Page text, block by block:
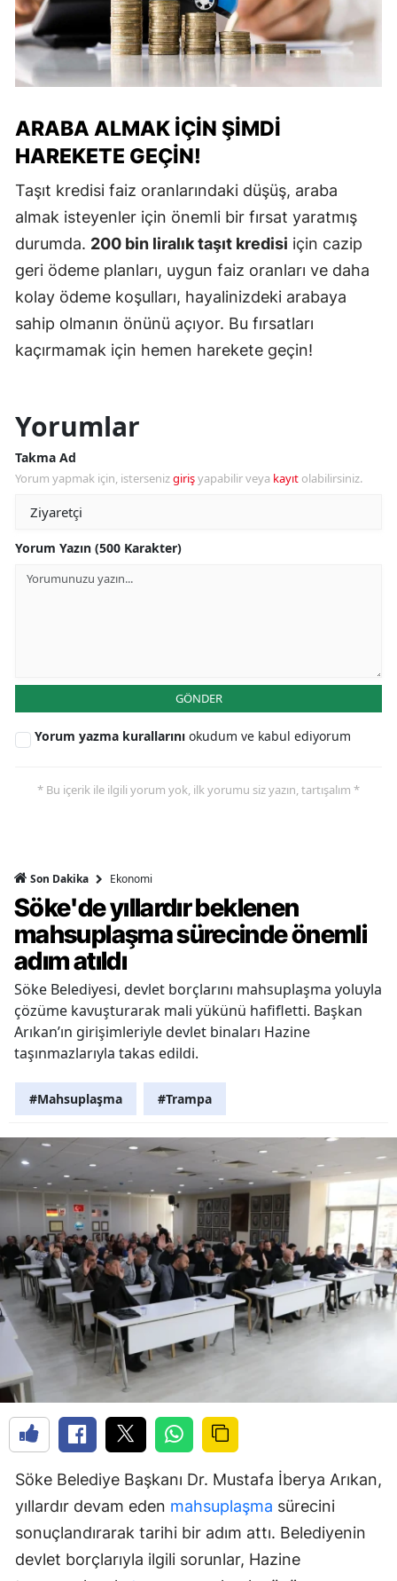
ARABA ALMAK İÇIN ŞIMDI
HAREKETE GEÇIN!
Taşıt kredisi faiz oranlarındaki düşüş, araba
almak isteyenler için önemli bir fırsat yaratmış
durumda. 200 bin liralık taşıt kredisi için cazip
geri ödeme planları, uygun faiz oranları ve daha
kolay ödeme koşulları, hayalinizdeki arabaya
sahip olmanın önünü açıyor. Bu fırsatları
kaçırmamak için hemen harekete geçin!
Yorumlar
Takma Ad
Yorum yapmak için, istersenizgirişyapabilir veya kayıt olabilirsiniz.
Yorum Yazın (500 Karakter)
GÖNDER
Yorum yazma kurallarını okudum ve kabul ediyorum
* Bu içerik ile ilgili yorum yok, ilk yorumu siz yazın, tartışalım *
Son Dakika Ekonomi
Söke'de yıllardır beklenen
mahsuplaşma sürecinde önemli
adım atıldı
Söke Belediyesi, devlet borçlarını mahsuplaşma yoluyla
çözüme kavuşturarak mali yükünü hafifletti. Başkan
Arıkan’ın girişimleriyle devlet binaları Hazine
taşınmazlarıyla takas edildi.
#Mahsuplaşma #Trampa
Söke Belediye Başkanı Dr. Mustafa İberya Arıkan,
yıllardır devam eden mahsuplaşma sürecini
sonuçlandırarak tarihi bir adım attı. Belediyenin
devlet borçlarıyla ilgili sorunlar, Hazine